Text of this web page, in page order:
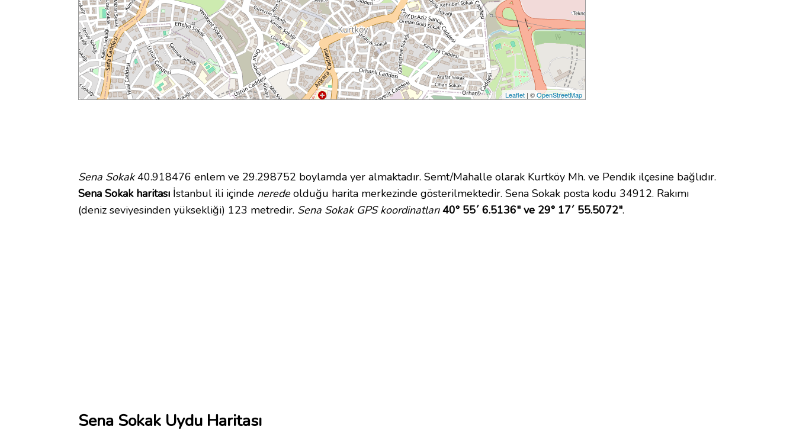
Leaflet | ©OpenStreetMap
Sena Sokak40.918476 enlem ve 29.298752 boylamda yer almaktadır. Semt/Mahalle olarak Kurtköy Mh. ve Pendik ilçesine bağlıdır.
Sena Sokak haritası İstanbul ili içinde neredeolduğu harita merkezinde gösterilmektedir. Sena Sokak posta kodu 34912. Rakımı
(deniz seviyesinden yüksekliği) 123 metredir. Sena Sokak GPS koordinatları 40° 55´ 6.5136" ve 29° 17´ 55.5072".
Sena Sokak Uydu Haritası